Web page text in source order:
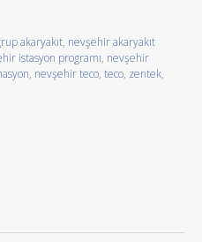
akaryakıt, nevşehir akaryakıt
istasyon programı, nevşehir
, nevşehir teco,teco, zentek,